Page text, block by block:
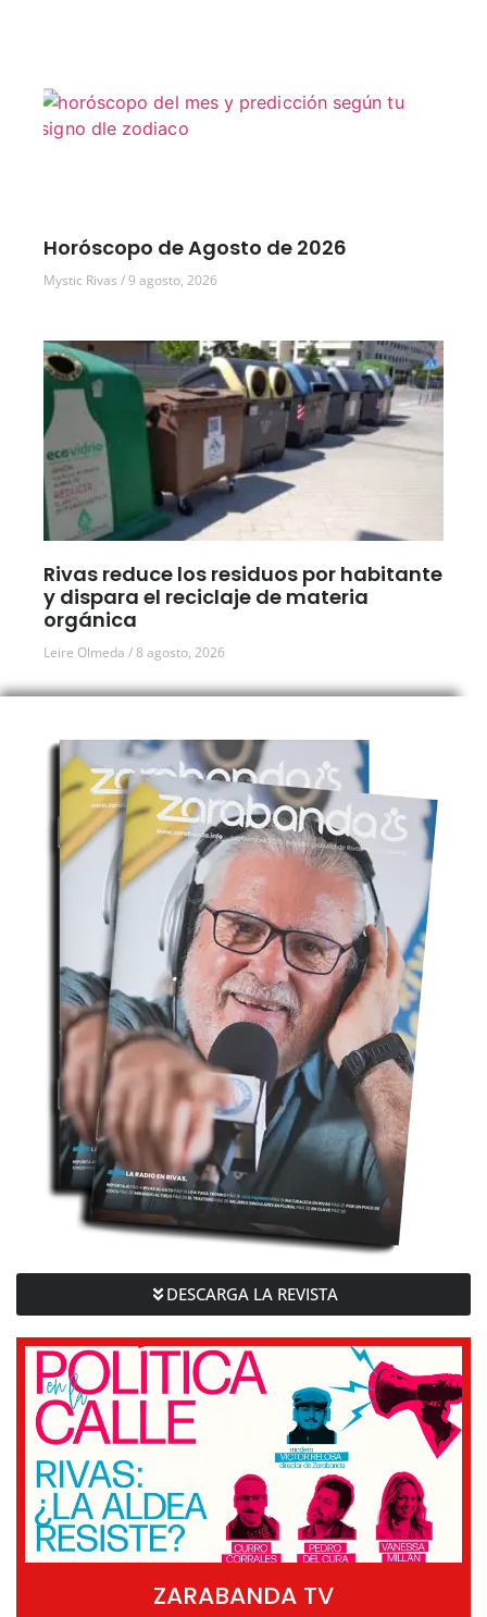
Horóscopo de Agosto de 2026
Mystic Rivas 9 agosto, 2026
Rivas reduce los residuos por habitante
y dispara el reciclaje de materia
orgánica
Leire Olmeda 8 agosto, 2026
DESCARGA LA REVISTA
ZARABANDA TV